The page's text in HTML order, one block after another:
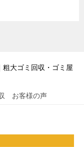
粗大ゴミ回収・ゴミ屋
お客様の声